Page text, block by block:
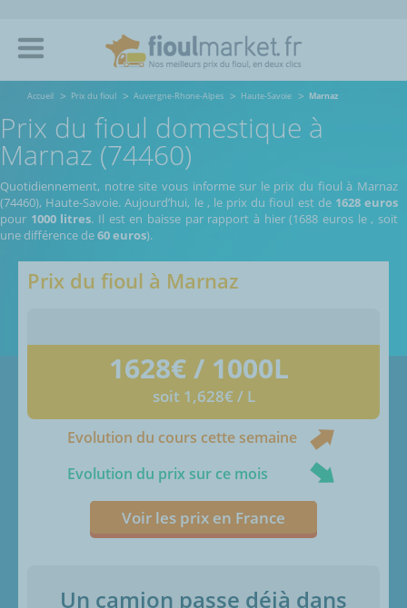
Accueil Prix du fioul Auvergne-Rhone-Alpes Haute-Savoie Marnaz
Prix du fioul domestique à
Marnaz (74460)
Quotidiennement, notre site vous informe sur le prix du fioul à Marnaz
(74460), Haute-Savoie.Aujourd’hui, le , le prix du fioul est de 1628 euros
pour 1000 litres. Il est en baisse par rapport à hier (1688 euros le, soit
une différence de60 euros).
Prix du fioul à Marnaz
1628€ / 1000L
soit 1,628€ / L
Evolution du cours cette semaine
Evolution du prix sur ce mois
Voir les prix en France
Un camion passe déjà dans